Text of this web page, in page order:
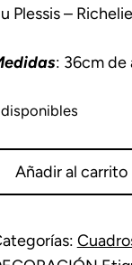
Plessis –
: 36cm de
disponibles
Añadir al carrito